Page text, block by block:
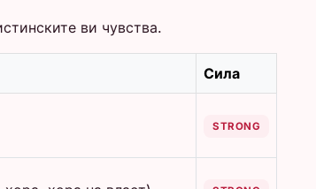
ви чувства.
Сила
STRONG